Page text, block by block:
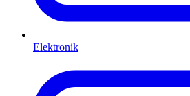
Elektronik